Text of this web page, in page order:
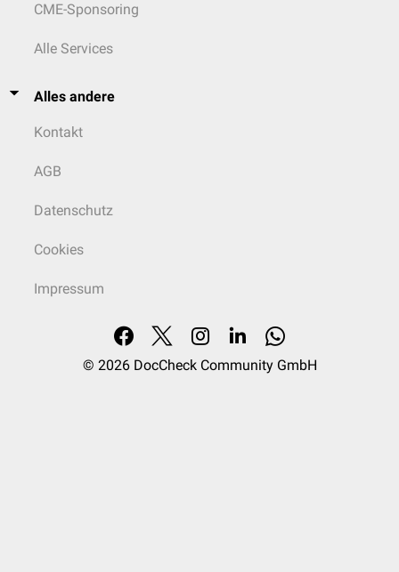
CME-Sponsoring
Alle Services
Alles andere
Kontakt
AGB
Datenschutz
Cookies
Impressum
© 2026 DocCheck Community GmbH